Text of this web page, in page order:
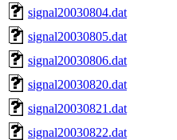
signal20030804.dat
signal20030805.dat
signal20030806.dat
signal20030820.dat
signal20030821.dat
signal20030822.dat